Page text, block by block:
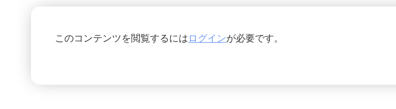
このコンテンツを閲覧するには ログインが必要です。